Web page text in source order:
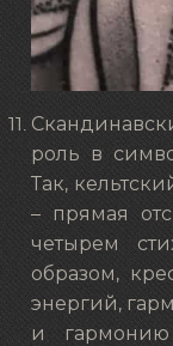
роль в
Так,
– прямая
четырем
образом,
энергий,
и гармонию